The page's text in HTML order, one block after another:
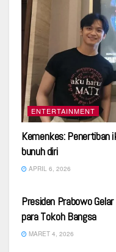
ENTERTAINMENT
Kemenkes: Penertiban
bunuh diri
APRIL 6, 2026
Presiden Prabowo
para Tokoh Bangsa
MARET 4, 2026